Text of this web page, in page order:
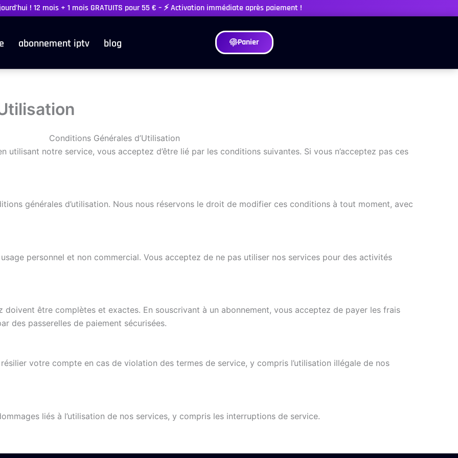
! 12 mois + 1 mois GRATUITS pour 55 € – ⚡ Activation immédiate après paiement !
abonnement iptv blog Panier
Conditions Générales d’Utilisation
utilisant notre service, vous acceptez d’être lié par les conditions suivantes. Si vous n’acceptez pas ces
générales d’utilisation. Nous nous réservons le droit de modifier ces conditions à tout moment, avec
personnel et non commercial. Vous acceptez de ne pas utiliser nos services pour des activités
être complètes et exactes. En souscrivant à un abonnement, vous acceptez de payer les frais
des passerelles de paiement sécurisées.
votre compte en cas de violation des termes de service, y compris l’utilisation illégale de nos
liés à l’utilisation de nos services, y compris les interruptions de service.